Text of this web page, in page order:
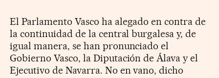
El Parlamento Vasco ha alegado en contra de
la continuidad de la central burgalesa y, de
igual manera, se han pronunciado el
Gobierno Vasco, la Diputación de Álava y el
Ejecutivo de Navarra. No en vano, dicho